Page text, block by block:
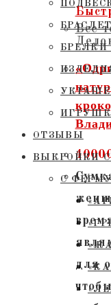
ОТЗЫВЫ
ВЫКРОЙКИ
С
Все
для